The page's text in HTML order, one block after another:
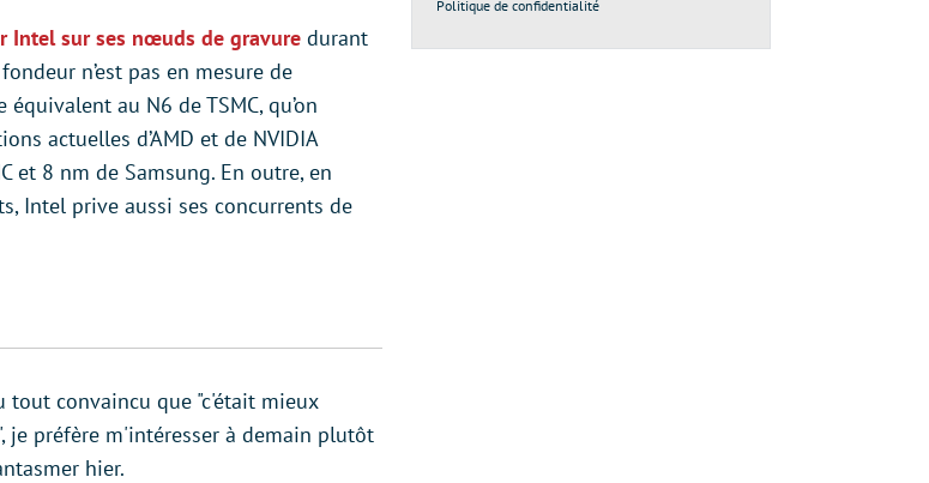
Intel sur ses nœuds de gravure durant
n’est pas en mesure de
au N6 de TSMC, qu’on
actuelles d’AMD et de NVIDIA
et 8 nm de Samsung. En outre, en
Intel prive aussi ses concurrents de
tout convaincu que "c'était mieux
je préfère m'intéresser à demain plutôt
hier.
Politique de confidentialité